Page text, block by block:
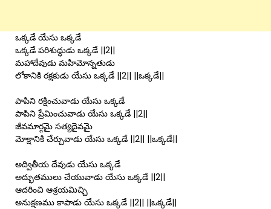
ఒక్కడే యేసు ఒక్కడే
ఒక్కడే పరిశుద్ధుడు ఒక్కడే ||2||
మహాదేవుడు మహిమోన్నతుడు
లోకానికి రక్షకుడు యేసు ఒక్కడే ||2|| ||ఒక్కడే||
పాపిని రక్షించువాడు యేసు ఒక్కడే
పాపిని ప్రేమించువాడు యేసు ఒక్కడే ||2||
జీవమార్గమై సత్యదైవమై
మోక్షానికి చేర్చువాడు యేసు ఒక్కడే ||2|| ||ఒక్కడే||
అద్వితీయ దేవుడు యేసు ఒక్కడే
అద్భుతములు చేయువాడు యేసు ఒక్కడే ||2||
ఆదరించి ఆశ్రయమిచ్చి
అనుక్షణము కాపాడు యేసు ఒక్కడే ||2|| ||ఒక్కడే||